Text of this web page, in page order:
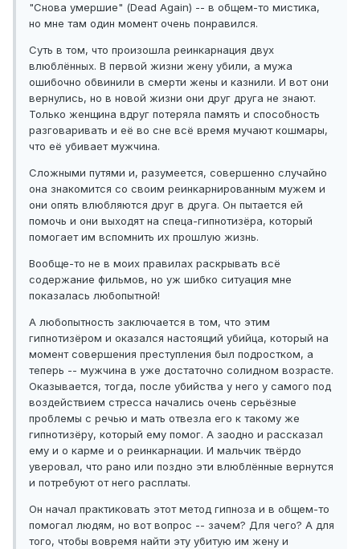
"Снова умершие" (Dead Again) -- в общем-то мистика,
но мне там один момент очень понравился.
Суть в том, что произошла реинкарнация двух
влюблённых. В первой жизни жену убили, а мужа
ошибочно обвинили в смерти жены и казнили. И вот они
вернулись, но в новой жизни они друг друга не знают.
Только женщина вдруг потеряла память и способность
разговаривать и её во сне всё время мучают кошмары,
что её убивает мужчина.
Сложными путями и, разумеется, совершенно случайно
она знакомится со своим реинкарнированным мужем и
они опять влюбляются друг в друга. Он пытается ей
помочь и они выходят на спеца-гипнотизёра, который
помогает им вспомнить их прошлую жизнь.
Вообще-то не в моих правилах раскрывать всё
содержание фильмов, но уж шибко ситуация мне
показалась любопытной!
А любопытность заключается в том, что этим
гипнотизёром и оказался настоящий убийца, который на
момент совершения преступления был подростком, а
теперь -- мужчина в уже достаточно солидном возрасте.
Оказывается, тогда, после убийства у него у самого под
воздействием стресса начались очень серьёзные
проблемы с речью и мать отвезла его к такому же
гипнотизёру, который ему помог. А заодно и рассказал
ему и о карме и о реинкарнации. И мальчик твёрдо
уверовал, что рано или поздно эти влюблённые вернутся
и потребуют от него расплаты.
Он начал практиковать этот метод гипноза и в общем-то
помогал людям, но вот вопрос -- зачем? Для чего? А для
того, чтобы вовремя найти эту убитую им жену и